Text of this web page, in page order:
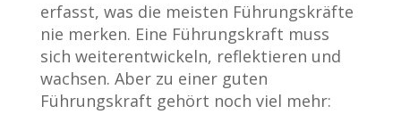
erfasst, was die meisten Führungskräfte
nie merken. Eine Führungskraft muss
sich weiterentwickeln, reflektieren und
wachsen. Aber zu einer guten
Führungskraft gehört noch viel mehr: